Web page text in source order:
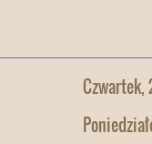
Czwartek,